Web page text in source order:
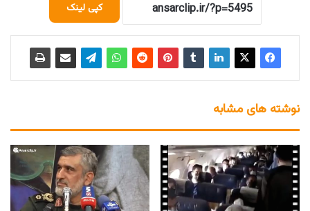
کپی لینک
نوشته های مشابه